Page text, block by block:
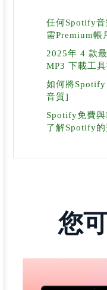
任何Spotify
需Premium帳
2025年 4 款
MP3 下載工
如何將
音質]
Spotify免費
了解Spotify
您